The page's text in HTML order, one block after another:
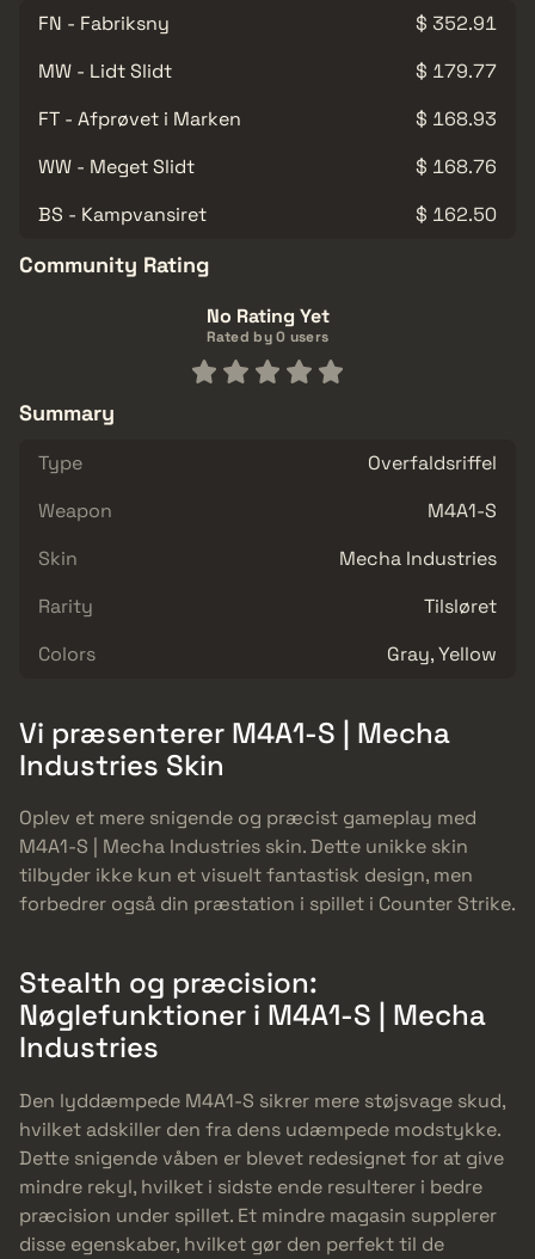
FN - Fabriksny
$ 352.91
MW - Lidt Slidt
$ 179.77
FT - Afprøvet i Marken
$ 168.93
WW - Meget Slidt
$ 168.76
BS - Kampvansiret
$ 162.50
Community Rating
No Rating Yet
Rated by 0 users
Summary
Type
Overfaldsriffel
Weapon
M4A1-S
Skin
Mecha Industries
Rarity
Tilsløret
Colors
Gray, Yellow
Vi præsenterer M4A1-S | Mecha
Industries Skin
Oplev et mere snigende og præcist gameplay med
M4A1-S | Mecha Industries skin. Dette unikke skin
tilbyder ikke kun et visuelt fantastisk design, men
forbedrer også din præstation i spillet i Counter Strike.
Stealth og præcision:
Nøglefunktioner i M4A1-S | Mecha
Industries
Den lyddæmpede M4A1-S sikrer mere støjsvage skud,
hvilket adskiller den fra dens udæmpede modstykke.
Dette snigende våben er blevet redesignet for at give
mindre rekyl, hvilket i sidste ende resulterer i bedre
præcision under spillet. Et mindre magasin supplerer
disse egenskaber, hvilket gør den perfekt til de